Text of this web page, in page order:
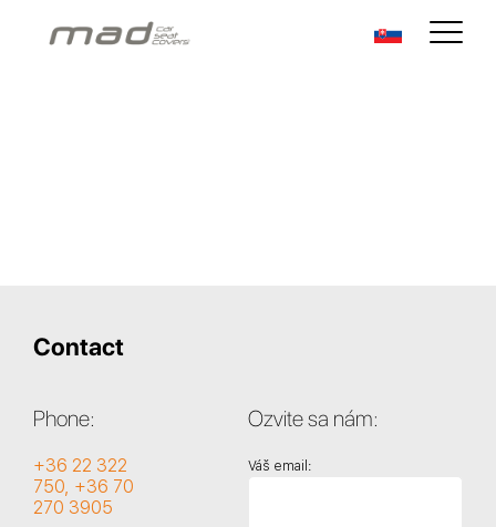
Contact
Phone:
+36 22 322
750, +36 70
270 3905
Ozvite sa nám:
Váš email: